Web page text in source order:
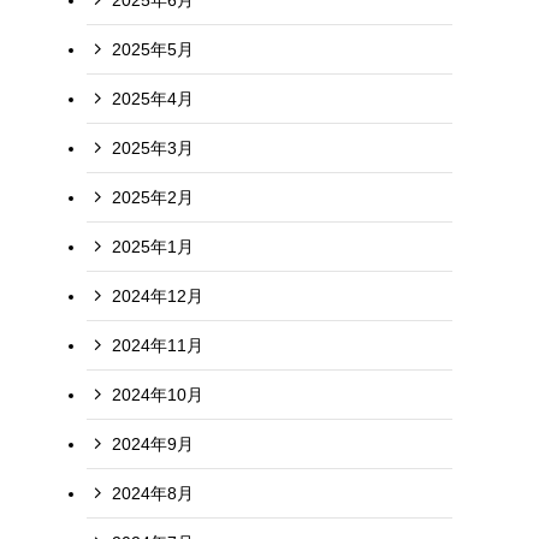
2025年5月
2025年4月
2025年3月
2025年2月
2025年1月
2024年12月
2024年11月
2024年10月
2024年9月
2024年8月